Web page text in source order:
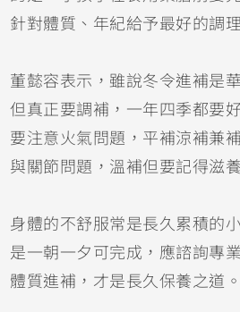
針對體質、年紀給予最好的調
董懿容表示，雖說冬令進補是
但真正要調補，一年四季都要
要注意火氣問題，平補涼補兼
與關節問題，溫補但要記得滋
身體的不舒服常是長久累積的
是一朝一夕可完成，應諮詢專
體質進補，才是長久保養之道。